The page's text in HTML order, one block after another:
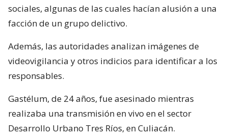
sociales, algunas de las cuales hacían alusión a una
facción de un grupo delictivo.
Además, las autoridades analizan imágenes de
videovigilancia y otros indicios para identificar a los
responsables.
Gastélum, de 24 años, fue asesinado mientras
realizaba una transmisión en vivo en el sector
Desarrollo Urbano Tres Ríos, en Culiacán.